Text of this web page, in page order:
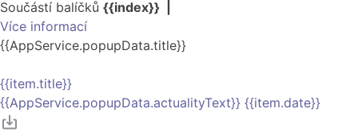
Součástí balíčků {{index}}
Více informací
{{AppService.popupData.title}}
{{item.title}}
{{AppService.popupData.actualityText}} {{item.date}}